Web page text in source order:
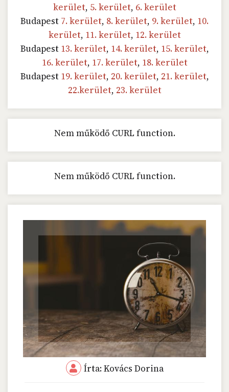
kerület, 5. kerület, 6. kerület
Budapest 7. kerület, 8. kerület, 9. kerület, 10.
kerület, 11. kerület, 12. kerület
Budapest 13. kerület, 14. kerület, 15. kerület,
16. kerület, 17. kerület, 18. kerület
Budapest 19. kerület, 20. kerület, 21. kerület,
22.kerület, 23. kerület
Nem működő CURL function.
Nem működő CURL function.
Írta: Kovács Dorina